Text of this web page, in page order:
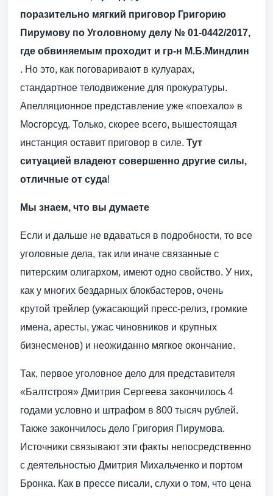
поразительно мягкий приговор Григорию
Пирумову по Уголовному делу № 01-0442/2017,
где обвиняемым проходит и гр-н М.Б.Миндлин
. Но это, как поговаривают в кулуарах,
стандартное телодвижение для прокуратуры.
Апелляционное представление уже «поехало» в
Мосгорсуд. Только, скорее всего, вышестоящая
инстанция оставит приговор в силе. Тут
ситуацией владеют совершенно другие силы,
отличные от суда!
Мы знаем, что вы думаете
Если и дальше не вдаваться в подробности, то все
уголовные дела, так или иначе связанные с
питерским олигархом, имеют одно свойство. У них,
как у многих бездарных блокбастеров, очень
крутой трейлер (ужасающий пресс-релиз, громкие
имена, аресты, ужас чиновников и крупных
бизнесменов) и неожиданно мягкое окончание.
Так, первое уголовное дело для представителя
«Балтстроя» Дмитрия Сергеева закончилось 4
годами условно и штрафом в 800 тысяч рублей.
Также закончилось дело Григория Пирумова.
Источники связывают эти факты непосредственно
с деятельностью Дмитрия Михальченко и портом
Бронка. Как в прессе писали, слухи о том, что цена